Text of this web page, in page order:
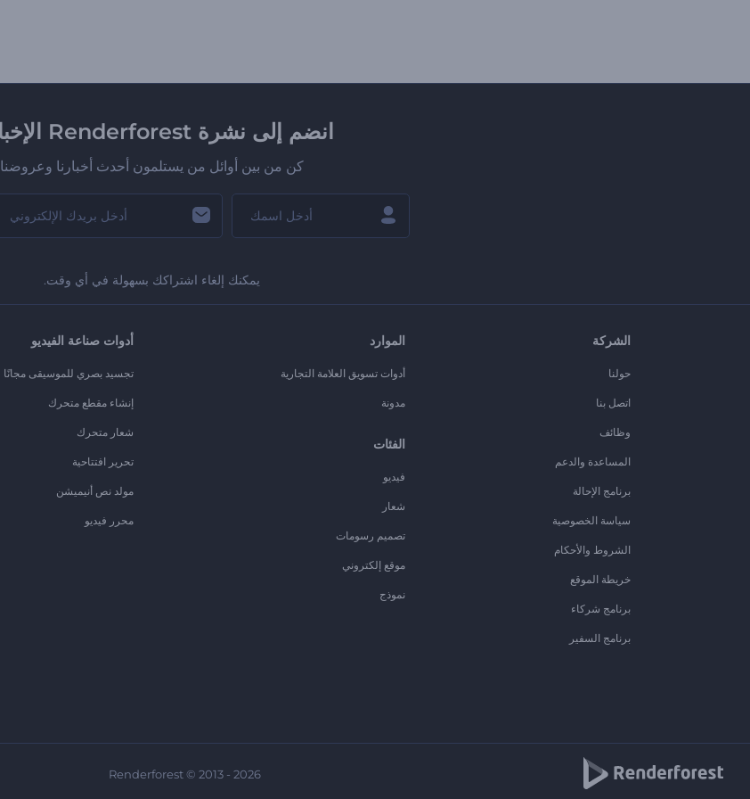
انضم إلى نشرة Renderforest الإخبارية
كن من بين أوائل من يستلمون أحدث أخبارنا وعروضنا
يمكنك إلغاء اشتراكك بسهولة في أي وقت.
الشركة
حولنا
اتصل بنا
وظائف
المساعدة والدعم
برنامج الإحالة
سياسة الخصوصية
الشروط والأحكام
خريطة الموقع
برنامج شركاء
برنامج السفير
الموارد
أدوات تسويق العلامة التجارية
مدونة
الفئات
فيديو
شعار
تصميم رسومات
موقع إلكتروني
نموذج
أدوات صناعة الفيديو
تجسيد بصري للموسيقى مجانًا
إنشاء مقطع متحرك
شعار متحرك
تحرير افتتاحية
مولد نص أنيميشن
محرر فيديو
Renderforest © 2013 - 2026